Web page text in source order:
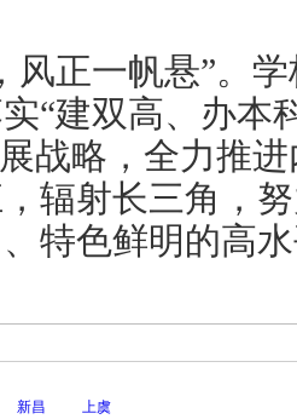
风正一帆悬”。
“建双高、办本
战略，全力推
辐射长三角，
特色鲜明的高
新昌 上虞